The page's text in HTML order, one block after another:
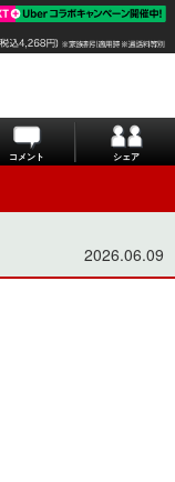
コメント シェア
2026.06.09